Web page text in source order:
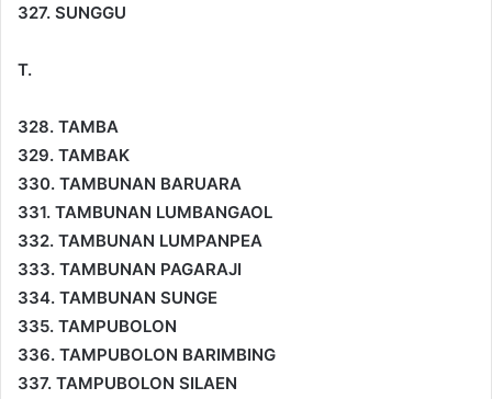
327. SUNGGU
T.
328. TAMBA
329. TAMBAK
330. TAMBUNAN BARUARA
331. TAMBUNAN LUMBANGAOL
332. TAMBUNAN LUMPANPEA
333. TAMBUNAN PAGARAJI
334. TAMBUNAN SUNGE
335. TAMPUBOLON
336. TAMPUBOLON BARIMBING
337. TAMPUBOLON SILAEN